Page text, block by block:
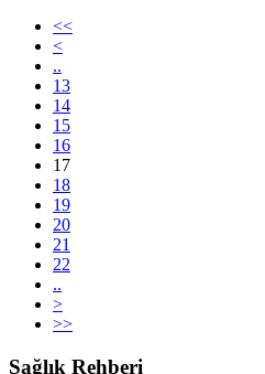
<<
<
..
13
14
15
16
17
18
19
20
21
22
..
>
>>
Sağlık Rehberi